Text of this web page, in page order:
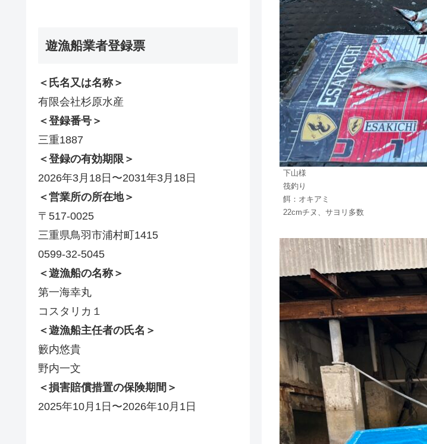
下山様
筏釣り
餌：オキアミ
22cmチヌ、サヨリ多数
遊漁船業者登録票
＜氏名又は名称＞
有限会社杉原水産
＜登録番号＞
三重1887
＜登録の有効期限＞
2026年3月18日〜2031年3月18日
＜営業所の所在地＞
〒517-0025
三重県鳥羽市浦村町1415
0599-32-5045
＜遊漁船の名称＞
第一海幸丸
コスタリカ１
＜遊漁船主任者の氏名＞
籔内悠貴
野内一文
＜損害賠償措置の保険期間＞
2025年10月1日〜2026年10月1日